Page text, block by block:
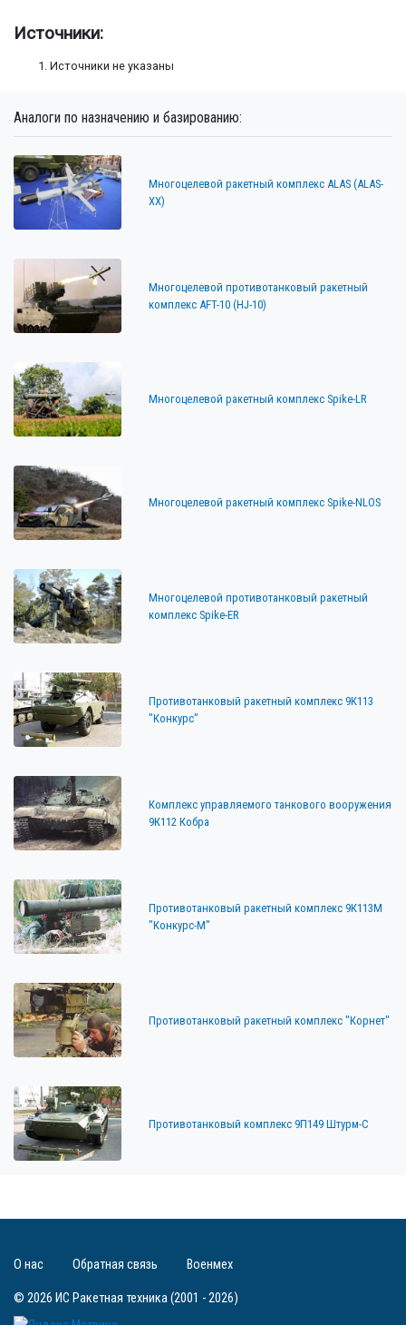
Источники:
Источники не указаны
Аналоги по назначению и базированию:
Многоцелевой ракетный комплекс ALAS (ALAS-
XX)
Многоцелевой противотанковый ракетный
комплекс AFT-10 (HJ-10)
Многоцелевой ракетный комплекс Spike-LR
Многоцелевой ракетный комплекс Spike-NLOS
Многоцелевой противотанковый ракетный
комплекс Spike-ER
Противотанковый ракетный комплекс 9К113
"Конкурс"
Комплекс управляемого танкового вооружения
9К112 Кобра
Противотанковый ракетный комплекс 9К113М
"Конкурс-М"
Противотанковый ракетный комплекс "Корнет"
Противотанковый комплекс 9П149 Штурм-С
© 2026 ИС Ракетная техника (2001 - 2026)
О нас Обратная связь Военмех